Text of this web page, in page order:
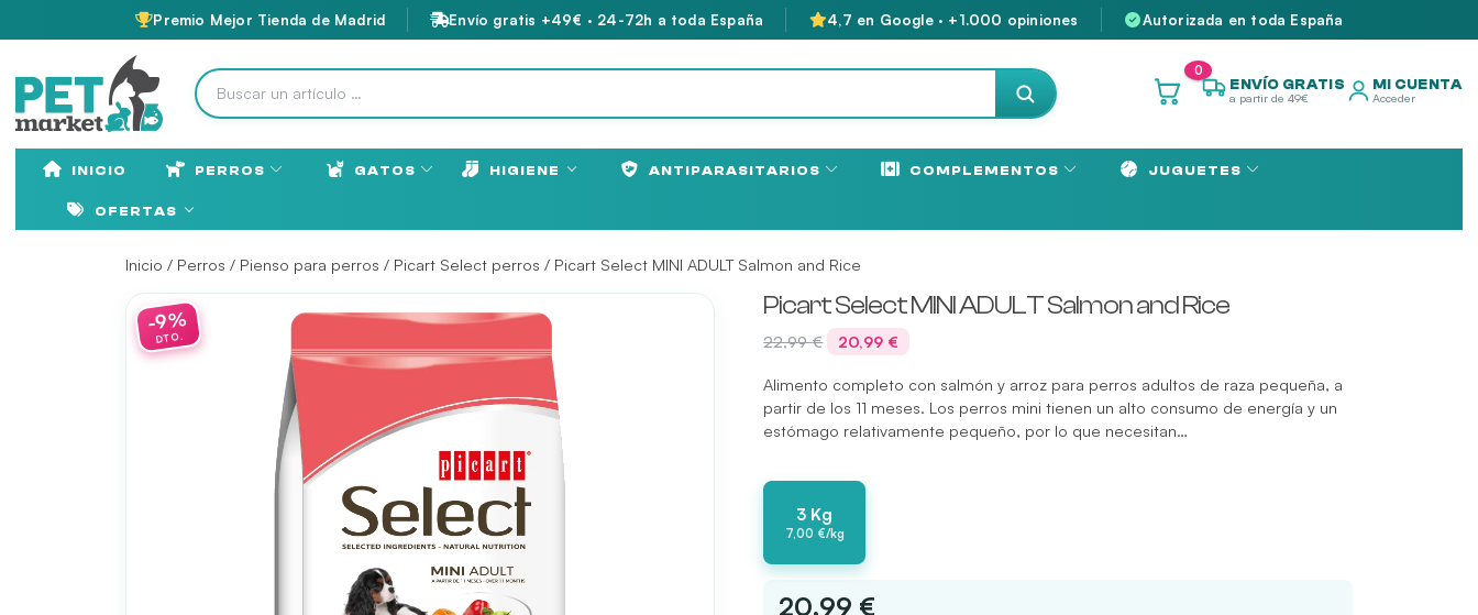
Premio Mejor Tienda de Madrid Envío gratis +49€ · 24-72h a toda España 4,7 en Google · +1.000 opiniones Autorizada en toda España
0
ENVÍO GRATIS
a partir de 49€
MI CUENTA
Acceder
INICIO PERROS GATOS HIGIENE ANTIPARASITARIOS COMPLEMENTOS JUGUETES
OFERTAS
Inicio / Perros / Pienso para perros / Picart Select perros / Picart Select MINI ADULT Salmon and Rice
Picart Select MINI ADULT Salmon and Rice
22,99€ El
precio
original
era:
22,99 €.
20,99 € El
actual
es:
20,99 €.
Alimento completo con salmón y arroz para perros adultos de raza pequeña, a
partir de los 11 meses. Los perros mini tienen un alto consumo de energía y un
estómago relativamente pequeño, por lo que necesitan…
3 Kg
7,00 €/kg
20,99 €